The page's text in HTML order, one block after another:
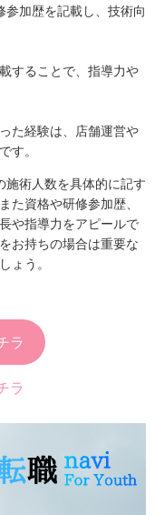
加歴を記載し、技術向
することで、指導力や
た経験は、店舗運営や
す。
施術人数を具体的に記す
た資格や研修参加歴、
や指導力をアピールで
お持ちの場合は重要な
ょう。
ラ
ラ